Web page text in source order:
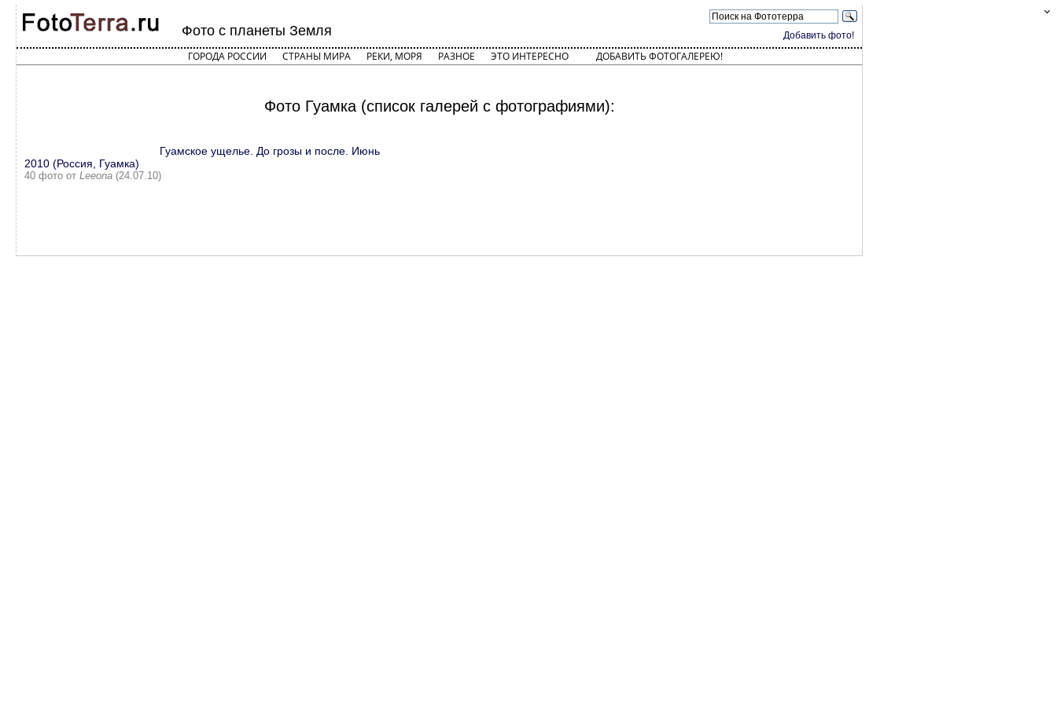
Добавить фото!
Фото с планеты Земля
ГОРОДА РОССИИ СТРАНЫ МИРА РЕКИ, МОРЯ РАЗНОЕ ЭТО ИНТЕРЕСНО ДОБАВИТЬ ФОТОГАЛЕРЕЮ!
Фото Гуамка (список галерей с фотографиями):
Гуамское ущелье. До грозы и после. Июнь
2010 (Россия, Гуамка)
40 фото от Leeona (24.07.10)